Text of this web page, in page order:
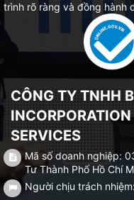
trình rõ ràng và đồng hành
CÔNG TY TNHH
INCORPORATION
SERVICES
Mã số doanh nghiệp:
Tư Thành Phố Hồ Chí
Người chịu trách